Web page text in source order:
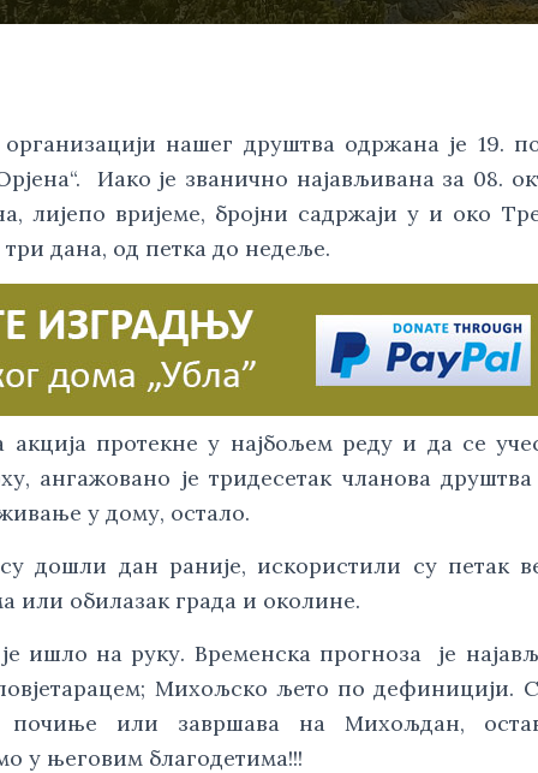
нашег друштва одржана је 19.
Иако је званично најављивана за 08.
лијепо вријеме, бројни садржаји у и око
дана, од петка до недеље.
протекне у најбољем реду и да се
ангажовано је тридесетак чланова
у дому, остало.
дошли дан раније, искористили су петак
или обилазак града и околине.
ишло на руку. Временска прогноза је
Михољско љето по дефиницији.
или завршава на Михољдан,
у његовим благодетима!!!